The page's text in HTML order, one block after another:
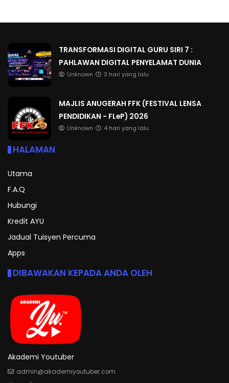
TRANSFORMASI DIGITAL GURU SIRI 7 :
PAHLAWAN DIGITAL PENYELAMAT DUNIA
Unknown 3 hari yang lalu
MAJLIS ANUGERAH FFK (FESTIVAL LENSA
PENDIDIKAN - FLeP) 2026
Unknown 4 hari yang lalu
HALAMAN
Utama
F.A.Q
Hubungi
Kredit AYU
Jadual Tuisyen Percuma
Apps
DIBAWAKAN KEPADA ANDA OLEH
Akademi Youtuber
admin@akademiyoutuber.com